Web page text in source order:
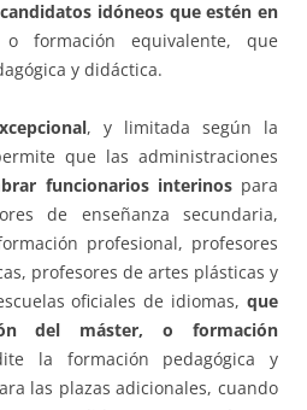
idóneos que estén en
formación equivalente, que
y didáctica.
, y limitada según la
que las administraciones
funcionarios interinospara
de enseñanza secundaria,
profesional, profesores
profesores de artes plásticas y
oficiales de idiomas, que
del máster, o formación
la formación pedagógica y
las plazas adicionales, cuando